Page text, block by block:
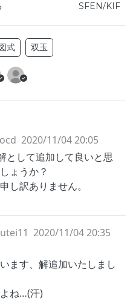
SFEN/KIF
式 双玉
2020/11/04 20:05
として追加して良いと思
ょうか？
し訳ありません。
2020/11/04 20:35
ます、解追加いたしまし
ね…(汗)